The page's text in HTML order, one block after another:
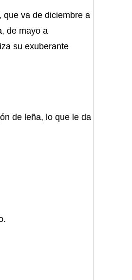
que va de diciembre a
de mayo a
su exuberante
de leña, lo que le da